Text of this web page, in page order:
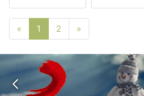
« Poprzednia strona
1 2 »